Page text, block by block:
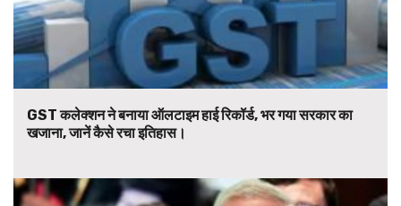
GST कलेक्शन ने बनाया ऑलटाइम हाई रिकॉर्ड, भर गया सरकार का
खजाना, जानें कैसे रचा इतिहास।